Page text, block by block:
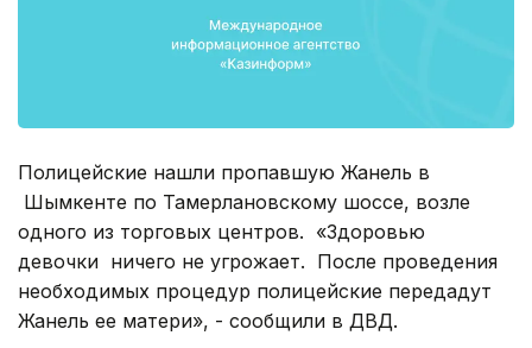
Полицейские нашли пропавшую Жанель в
Шымкенте по Тамерлановскому шоссе, возле
одного из торговых центров. «Здоровью
девочки ничего не угрожает. После проведения
необходимых процедур полицейские передадут
Жанель ее матери», - сообщили в ДВД.